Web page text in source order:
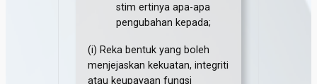
stim ertinya apa-apa
pengubahan kepada;
(i) Reka bentuk yang boleh
menjejaskan kekuatan, integriti
atau keupayaan fungsi